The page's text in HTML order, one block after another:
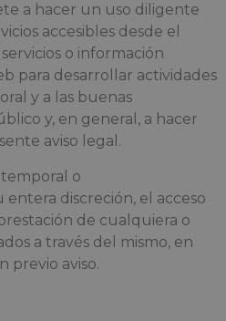
a hacer un uso diligente
accesibles desde el
o información
para desarrollar actividades
y a las buenas
y, en general, a hacer
aviso legal.
o
discreción, el acceso
de cualquiera o
a través del mismo, en
previo aviso.